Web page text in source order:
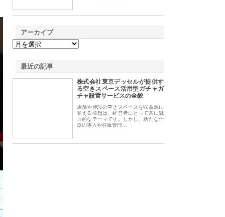
アーカイブ
最近の記事
株式会社東京デッセルが提供す
る空きスペース活用型ガチャガ
チャ設置サービスの全貌
店舗や施設の空きスペースを収益源に
変える発想は、経営者にとって常に魅
力的なテーマです。しかし、新たな什
器の導入や在庫管理…